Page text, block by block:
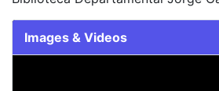
Images & Videos